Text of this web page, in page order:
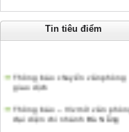
Tin tiêu điểm
giao dịch
Thông báo – V/v mở văn phòng
đại diện chi nhánh Đà Nẵng
Thông báo – V/v mở văn phòng